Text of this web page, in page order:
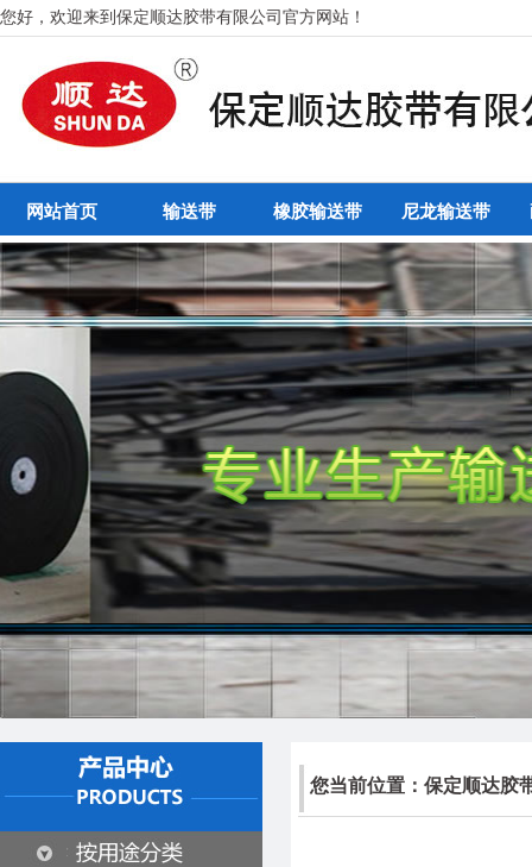
您好，欢迎来到保定顺达胶带有限公司官方网站！
网站首页 输送带 橡胶输送带 尼龙输送带
您当前位置： 保定顺达胶